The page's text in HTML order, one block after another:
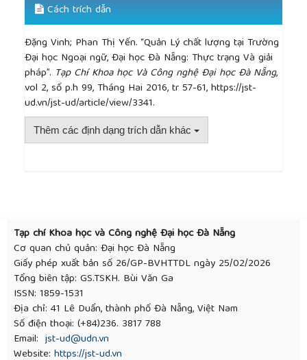
Cách trích dẫn
Đặng Vinh; Phan Thị Yến. “Quản Lý chất lượng tại Trường
Đại học Ngoại ngữ, Đại học Đà Nẵng: Thực trạng Và giải
pháp”. Tạp Chí Khoa học Và Công nghệ Đại học Đà Nẵng,
vol 2, số p.h 99, Tháng Hai 2016, tr 57-61, https://jst-
ud.vn/jst-ud/article/view/3341.
Thêm các định dạng trích dẫn khác
Tạp chí Khoa học và Công nghệ Đại học Đà Nẵng
Cơ quan chủ quản: Đại học Đà Nẵng
Giấy phép xuất bản số 26/GP-BVHTTDL ngày 25/02/2026
Tổng biên tập: GS.TSKH. Bùi Văn Ga
ISSN: 1859-1531
Địa chỉ: 41 Lê Duẩn, thành phố Đà Nẵng, Việt Nam
Số điện thoại: (+84)236. 3817 788
Email:jst-ud@udn.vn
Website: https://jst-ud.vn